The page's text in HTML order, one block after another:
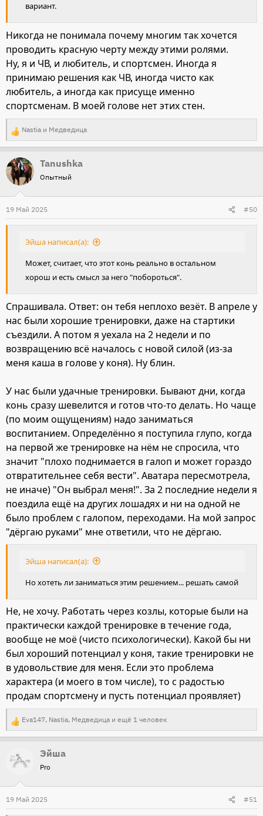
вариант.
Никогда не понимала почему многим так хочется
проводить красную черту между этими ролями.
Ну, я и ЧВ, и любитель, и спортсмен. Иногда я
принимаю решения как ЧВ, иногда чисто как
любитель, а иногда как присуще именно
спортсменам. В моей голове нет этих стен.
Р
е
а
к
и
и
Nastia и Медведица
Tanushka
Опытный
19 Май 2025 #50
Эйша написал(а):
Может, считает, что этот конь реально в остальном
хорош и есть смысл за него "побороться".
Спрашивала. Ответ: он тебя неплохо везёт. В апреле у
нас были хорошие тренировки, даже на стартики
съездили. А потом я уехала на 2 недели и по
возвращению всё началось с новой силой (из-за
меня каша в голове у коня). Ну блин.
У нас были удачные тренировки. Бывают дни, когда
конь сразу шевелится и готов что-то делать. Но чаще
(по моим ощущениям) надо заниматься
воспитанием. Определённо я поступила глупо, когда
на первой же тренировке на нём не спросила, что
значит "плохо поднимается в галоп и может гораздо
отвратительнее себя вести". Аватара пересмотрела,
не иначе) "Он выбрал меня!". За 2 последние недели я
поездила ещё на других лошадях и ни на одной не
было проблем с галопом, переходами. На мой запрос
"дёргаю руками" мне ответили, что не дёргаю.
Эйша написал(а):
Но хотеть ли заниматься этим решением... решать самой
Не, не хочу. Работать через козлы, которые были на
практически каждой тренировке в течение года,
вообще не моё (чисто психологически). Какой бы ни
был хороший потенциал у коня, такие тренировки не
в удовольствие для меня. Если это проблема
характера (и моего в том числе), то с радостью
продам спортсмену и пусть потенциал проявляет)
Р
е
а
к
и
и
Eva147, Nastia, Медведица и ещё 1 человек
Эйша
Pro
19 Май 2025 #51